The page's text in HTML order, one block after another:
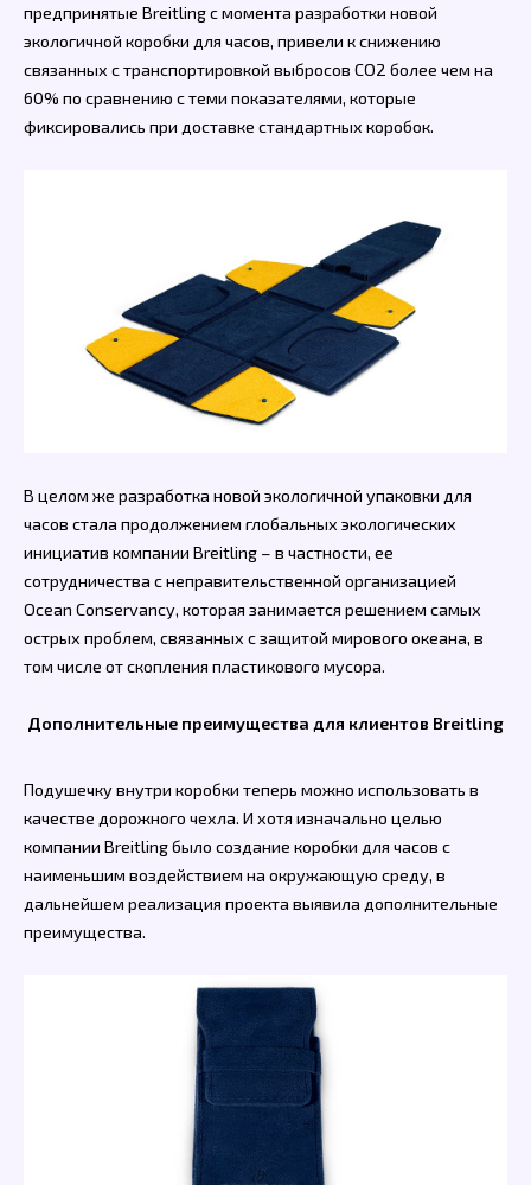
предпринятые Breitling с момента разработки новой
экологичной коробки для часов, привели к снижению
связанных с транспортировкой выбросов CO2 более чем на
60% по сравнению с теми показателями, которые
фиксировались при доставке стандартных коробок.
В целом же разработка новой экологичной упаковки для
часов стала продолжением глобальных экологических
инициатив компании Breitling – в частности, ее
сотрудничества с неправительственной организацией
Ocean Conservancy, которая занимается решением самых
острых проблем, связанных с защитой мирового океана, в
том числе от скопления пластикового мусора.
Дополнительные преимущества для клиентов Breitling
Подушечку внутри коробки теперь можно использовать в
качестве дорожного чехла. И хотя изначально целью
компании Breitling было создание коробки для часов с
наименьшим воздействием на окружающую среду, в
дальнейшем реализация проекта выявила дополнительные
преимущества.